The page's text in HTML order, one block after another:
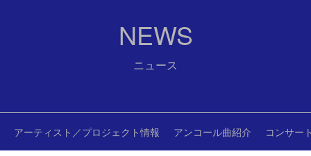
NEWS
ニュース
アーティスト／プロジェクト情報 アンコール曲紹介 コンサー